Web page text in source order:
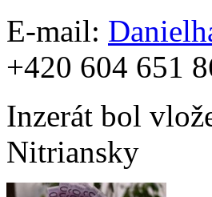
E-mail:
+420 604 651
Inzerát bol
Nitriansky